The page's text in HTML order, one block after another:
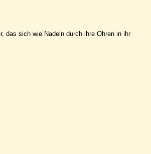
das sich wie Nadeln durch ihre Ohren in ihr